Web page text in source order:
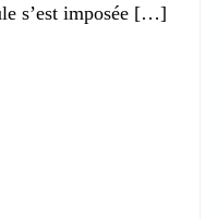
s’est imposée